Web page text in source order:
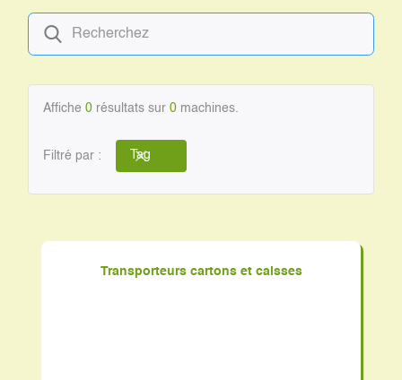
Affiche0 résultats sur0 machines.
Filtré par : Tag
Transporteurs cartons et caisses